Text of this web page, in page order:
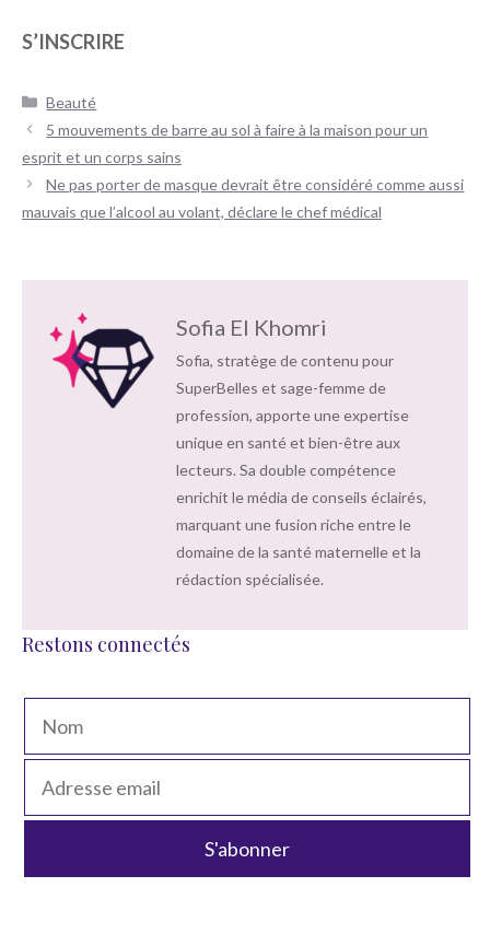
S’INSCRIRE
Catégories
Beauté
Navigation
5 mouvements de barre au sol à faire à la maison pour un
esprit et un corps sains
Ne pas porter de masque devrait être considéré comme aussi
mauvais que l’alcool au volant, déclare le chef médical
Sofia El Khomri
Sofia, stratège de contenu pour
SuperBelles et sage-femme de
profession, apporte une expertise
unique en santé et bien-être aux
lecteurs. Sa double compétence
enrichit le média de conseils éclairés,
marquant une fusion riche entre le
domaine de la santé maternelle et la
rédaction spécialisée.
Restons connectés